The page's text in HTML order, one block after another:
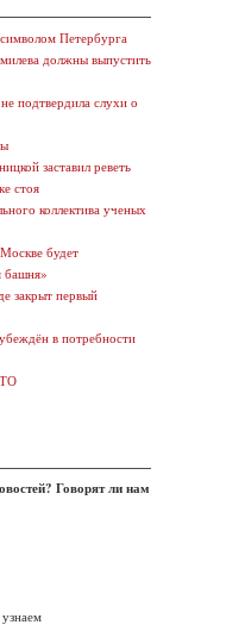
Петербурга
должны выпустить
подтвердила слухи о
заставил реветь
стоя
коллектива ученых
будет
башня»
закрыт первый
в потребности
Говорят ли нам